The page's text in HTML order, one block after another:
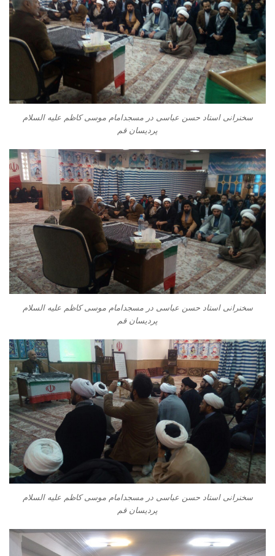
سخنرانی استاد حسن عباسی در مسجدامام موسی کاظم علیه السلام
پردیسان قم
سخنرانی استاد حسن عباسی در مسجدامام موسی کاظم علیه السلام
پردیسان قم
سخنرانی استاد حسن عباسی در مسجدامام موسی کاظم علیه السلام
پردیسان قم